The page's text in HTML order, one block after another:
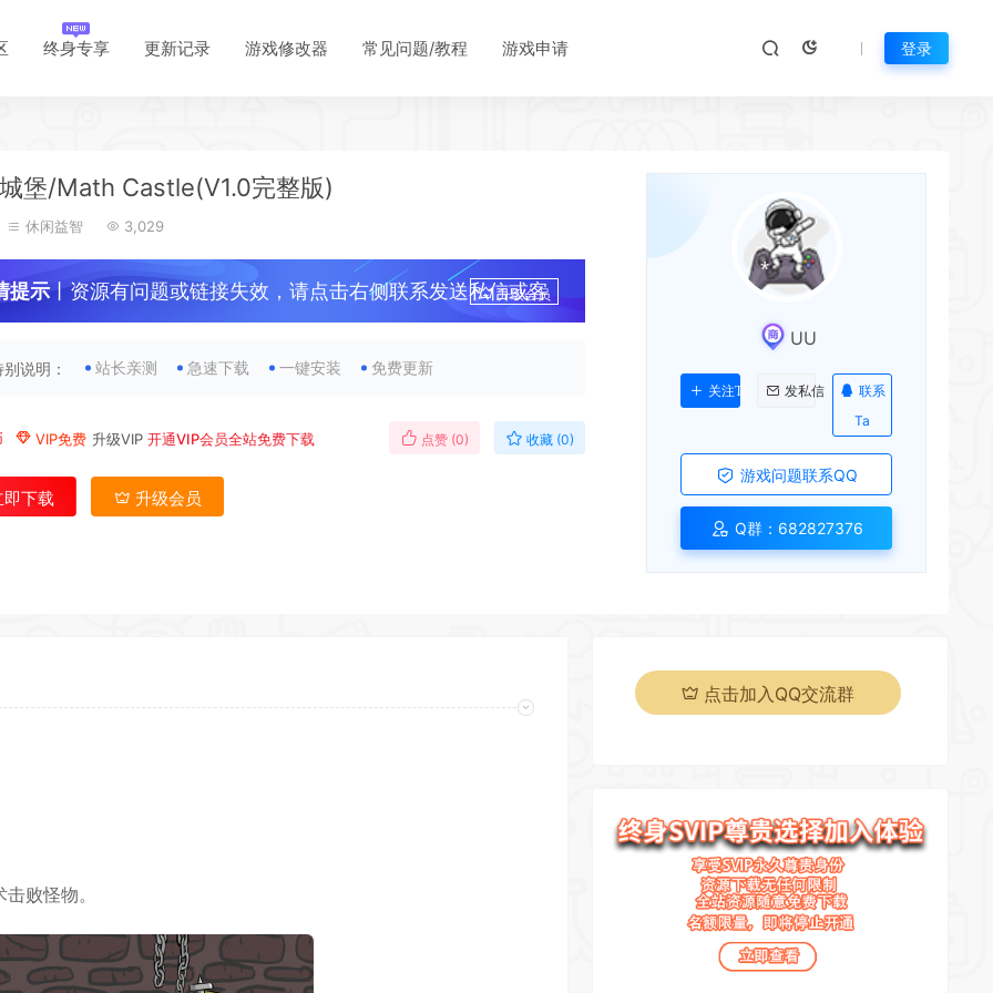
终身专享 更新记录 游戏修改器 常见问题/教程 游戏申请 登录
堡/Math Castle(V1.0完整版)
休闲益智 3,029
提示丨资源有问题或链接失效，请点击右侧联系发送私信或客
升级会员
别说明： 站长亲测 急速下载 一键安装 免费更新
VIP免费 升级VIP 开通VIP会员全站免费下载 点赞 (0) 收藏 (0)
即下载 升级会员
UU
关注Ta 发私信
联系
Ta
游戏问题联系QQ
Q群：682827376
败怪物。
点击加入QQ交流群
*
*